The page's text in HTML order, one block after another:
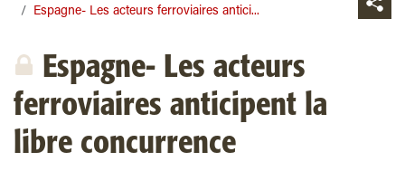
Espagne- Les acteurs ferroviaires antici...
Espagne- Les acteurs
ferroviaires anticipent la
libre concurrence